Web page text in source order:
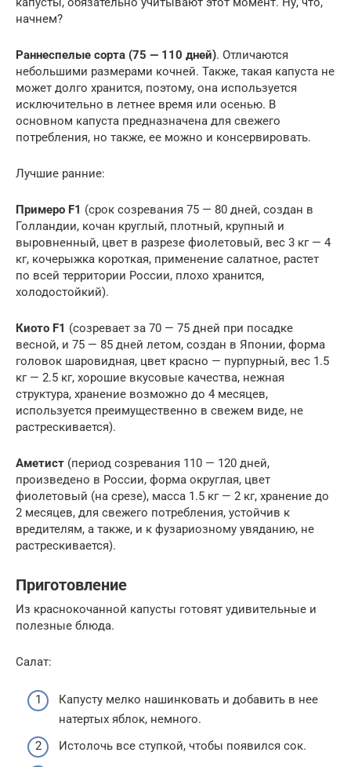
начнем?
Раннеспелые сорта (75 — 110 дней). Отличаются
небольшими размерами кочней. Также, такая капуста не
может долго хранится, поэтому, она используется
исключительно в летнее время или осенью. В
основном капуста предназначена для свежего
потребления, но также, ее можно и консервировать.
Лучшие ранние:
Примеро F1 (срок созревания 75 — 80 дней, создан в
Голландии, кочан круглый, плотный, крупный и
выровненный, цвет в разрезе фиолетовый, вес 3 кг — 4
кг, кочерыжка короткая, применение салатное, растет
по всей территории России, плохо хранится,
холодостойкий).
Киото F1 (созревает за 70 — 75 дней при посадке
весной, и 75 — 85 дней летом, создан в Японии, форма
головок шаровидная, цвет красно — пурпурный, вес 1.5
кг — 2.5 кг, хорошие вкусовые качества, нежная
структура, хранение возможно до 4 месяцев,
используется преимущественно в свежем виде, не
растрескивается).
Аметист (период созревания 110 — 120 дней,
произведено в России, форма округлая, цвет
фиолетовый (на срезе), масса 1.5 кг — 2 кг, хранение до
2 месяцев, для свежего потребления, устойчив к
вредителям, а также, и к фузариозному увяданию, не
растрескивается).
Приготовление
Из краснокочанной капусты готовят удивительные и
полезные блюда.
Салат:
Капусту мелко нашинковать и добавить в нее
натертых яблок, немного.
Истолочь все ступкой, чтобы появился сок.